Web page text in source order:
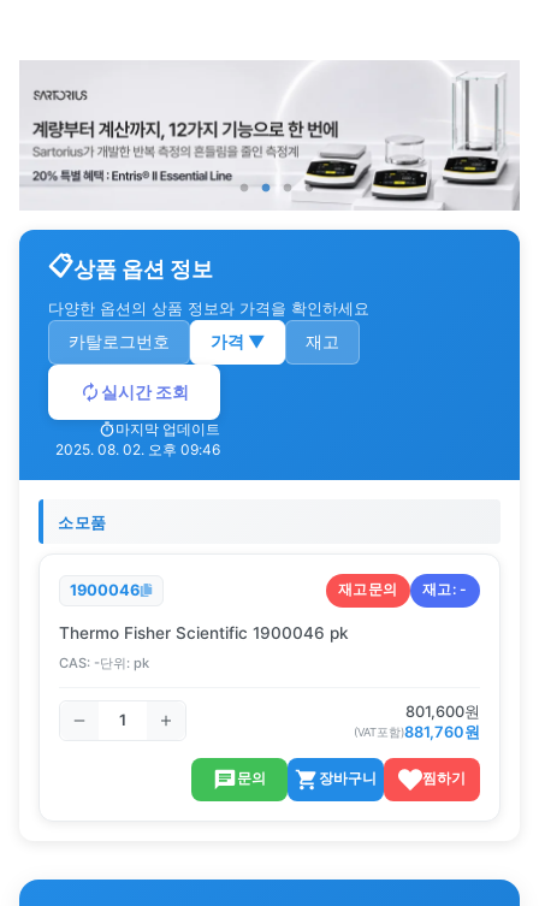
상품 옵션 정보
다양한 옵션의 상품 정보와 가격을 확인하세요
카탈로그번호 가격 ▼ 재고
실시간 조회
마지막 업데이트
2025. 08. 02. 오후 09:46
소모품
1900046 재고문의 재고:-
Thermo Fisher Scientific 1900046 pk
CAS: -단위: pk
801,600원
(VAT포함)881,760원
문의 장바구니 찜하기